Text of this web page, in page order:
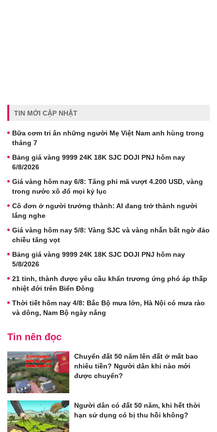
TIN MỚI CẬP NHẬT
Bữa cơm tri ân những người Mẹ Việt Nam anh hùng trong
tháng 7
Bảng giá vàng 9999 24K 18K SJC DOJI PNJ hôm nay
6/8/2026
Giá vàng hôm nay 6/8: Tăng phi mã vượt 4.200 USD, vàng
trong nước xô đổ mọi kỷ lục
Cô đơn ở người trưởng thành: AI đang trở thành người
lắng nghe
Giá vàng hôm nay 5/8: Vàng SJC và vàng nhẫn bất ngờ đảo
chiều tăng vọt
Bảng giá vàng 9999 24K 18K SJC DOJI PNJ hôm nay
5/8/2026
21 tỉnh, thành được yêu cầu khẩn trương ứng phó áp thấp
nhiệt đới trên Biển Đông
Thời tiết hôm nay 4/8: Bắc Bộ mưa lớn, Hà Nội có mưa rào
và dông, Nam Bộ ngày nắng
Tin nên đọc
Chuyển đất 50 năm lên đất ở mất bao
nhiêu tiền? Người dân khi nào mới
được chuyển?
Người dân có đất 50 năm, khi hết thời
hạn sử dụng có bị thu hồi không?